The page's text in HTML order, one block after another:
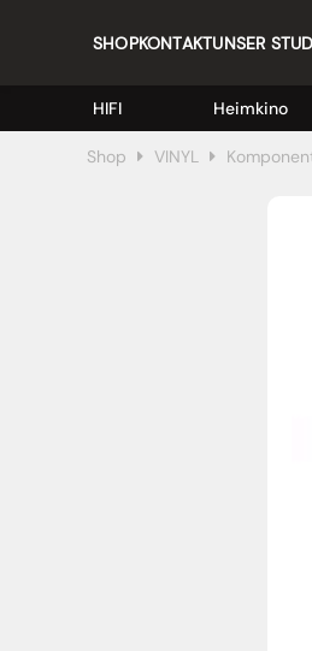
SHOPKONTAKTUNSER
HIFI Heimkino
Shop VINYL